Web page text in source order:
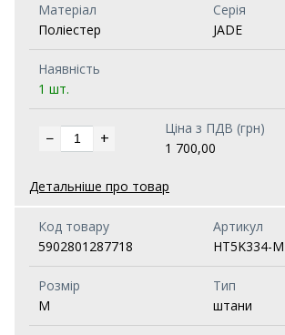
Матеріал
Поліестер
Серія
JADE
Наявність
1 шт.
− +
Ціна з ПДВ (грн)
1 700,00
Детальніше про товар
Код товару
5902801287718
Артикул
HT5K334-M
Розмір
M
Тип
штани